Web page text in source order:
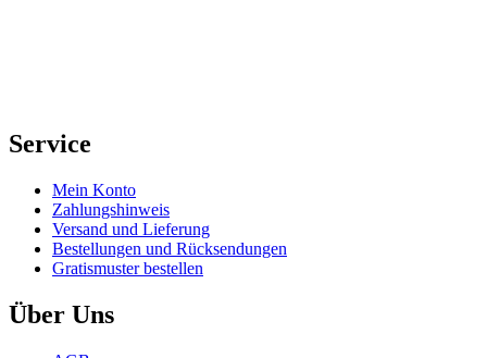
Service
Mein Konto
Zahlungshinweis
Versand und Lieferung
Bestellungen und Rücksendungen
Gratismuster bestellen
Über Uns